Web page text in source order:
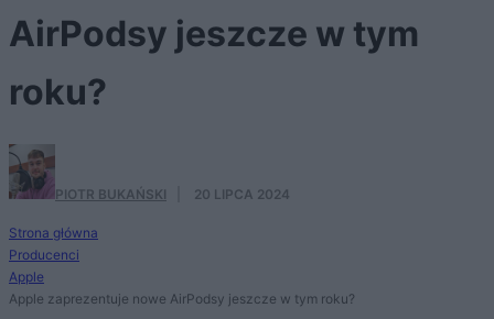
AirPodsy jeszcze w tym
roku?
PIOTR BUKAŃSKI 20 LIPCA 2024
Strona główna
Producenci
Apple
Apple zaprezentuje nowe AirPodsy jeszcze w tym roku?